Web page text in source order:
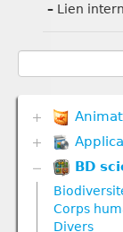
– Lien
Corps
Défense
Corps
BD
Corps
Divers